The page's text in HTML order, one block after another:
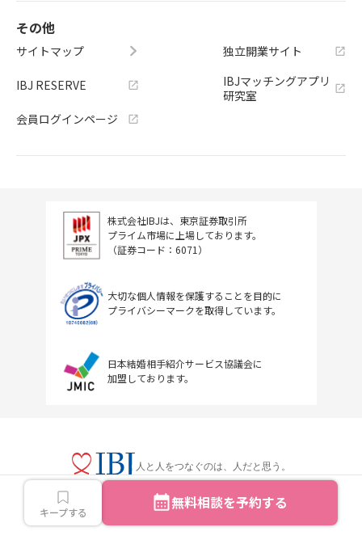
キープする 無料相談を予約する
その他
サイトマップ
IBJ RESERVE
会員ログインページ
独立開業サイト
IBJマッチングアプリ
研究室
株式会社IBJは、東京証券取引所
プライム市場に上場しております。
（証券コード：6071）
大切な個人情報を保護することを目的に
プライバシーマークを取得しています。
日本結婚相手紹介サービス協議会に
加盟しております。
人と人をつなぐのは、人だと思う。